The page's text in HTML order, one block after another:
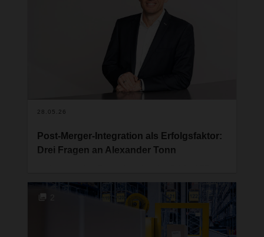
28.05.26
Post-Merger-Integration als Erfolgsfaktor:
Drei Fragen an Alexander Tonn
Podcasts „Network Talk“ spricht Alexander Tonn,
COO Road Logistics, über die strategische
Weiterentwicklung des europäischen Netzwerks
von DACHSER. Im Fokus stehen die Integration
neuer Beteiligungen und Zukäufe ins Netzwerk,